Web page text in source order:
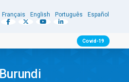
Français English Português Español
Covid-19
Burundi